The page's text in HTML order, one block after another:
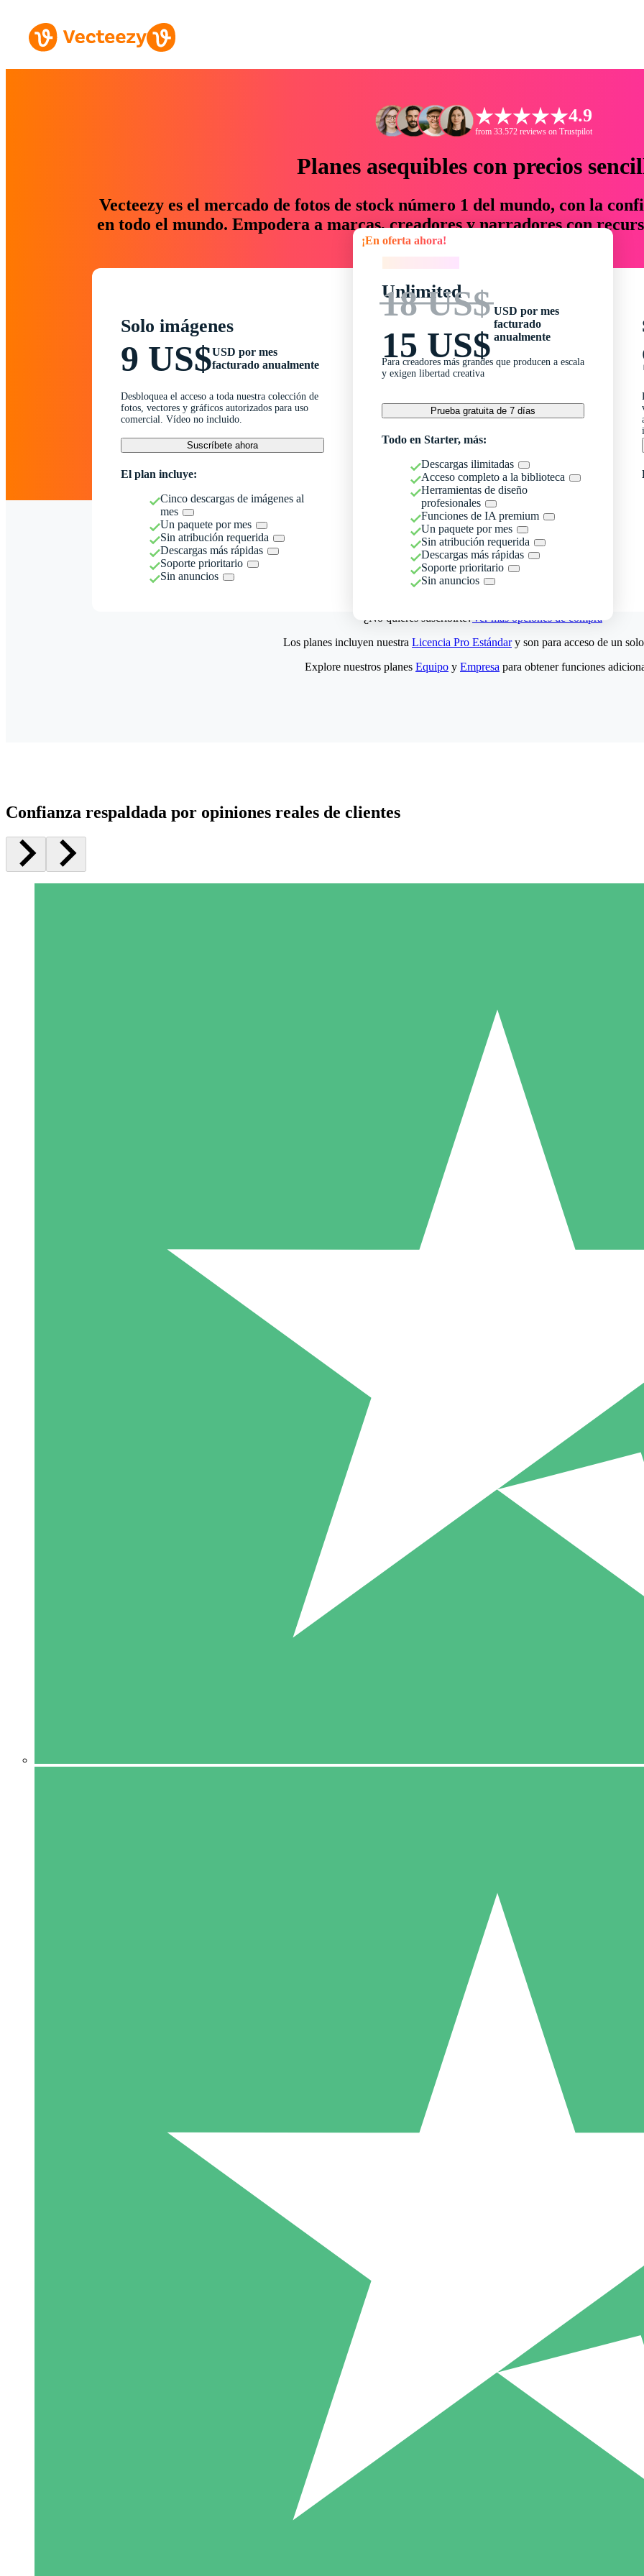
4.9
from 33.572 reviews on Trustpilot
Planes asequibles con precios
Vecteezy es el mercado de fotos de stock número 1 del mundo, con la
en todo el mundo. Empodera a marcas, creadores y narradores con
un 76 % en tiempo y presupuesto.
Solo imágenes
9 US$USD por mes
facturado anualmente
Desbloquea el acceso a toda nuestra colección de
fotos, vectores y gráficos autorizados para uso
comercial. Vídeo no incluido.
Suscríbete ahora
El plan incluye:
Cinco descargas de imágenes al
mes
Un paquete por mes
Sin atribución requerida
Descargas más rápidas
Soporte prioritario
Sin anuncios
¡En oferta ahora!
Unlimited
18 US$
15 US$
USD por mes
facturado
anualmente
Para creadores más grandes que producen a escala
y exigen libertad creativa
Prueba gratuita de 7 días
Todo en Starter, más:
Descargas ilimitadas
Acceso completo a la biblioteca
Herramientas de diseño
profesionales
Funciones de IA premium
Un paquete por mes
Sin atribución requerida
Descargas más rápidas
Soporte prioritario
Sin anuncios
¿No quieres suscribirte?Ver más opciones de compra
5 Descargas
15
Los planes incluyen nuestra Licencia Pro Estándary son para acceso de un
Explore nuestros planes Equipo y Empresa para obtener funciones
Confianza respaldada por opiniones reales de clientes